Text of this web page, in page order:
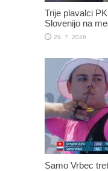
Trije plavalci
Slovenijo na
29. 7. 2026
Samo Vrbec